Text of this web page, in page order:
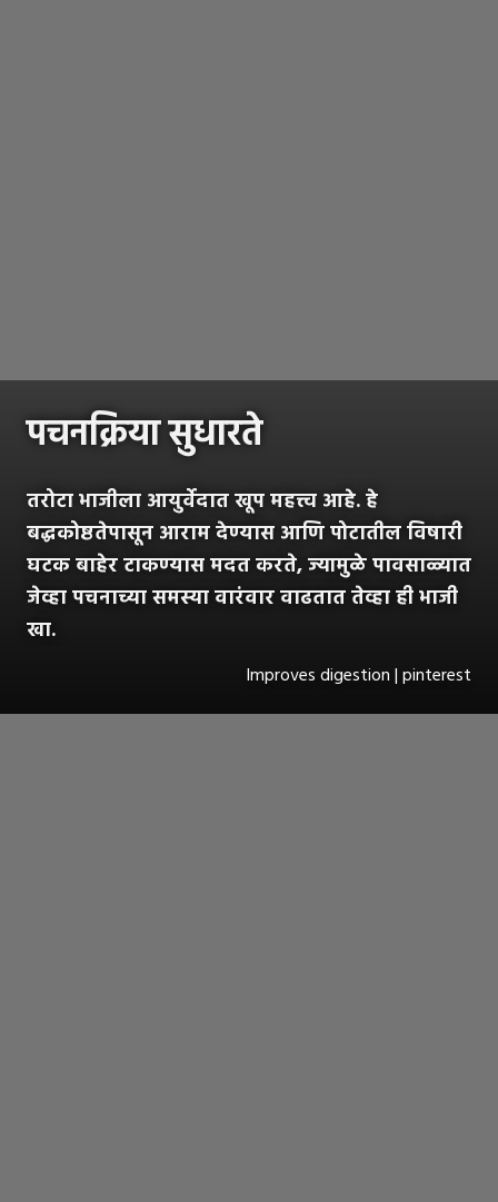
पचनक्रिया सुधारते
तरोटा भाजीला आयुर्वेदात खूप महत्त्व आहे. हे
बद्धकोष्ठतेपासून आराम देण्यास आणि पोटातील विषारी
घटक बाहेर टाकण्यास मदत करते, ज्यामुळे पावसाळ्यात
जेव्हा पचनाच्या समस्या वारंवार वाढतात तेव्हा ही भाजी
खा.
Improves digestion | pinterest